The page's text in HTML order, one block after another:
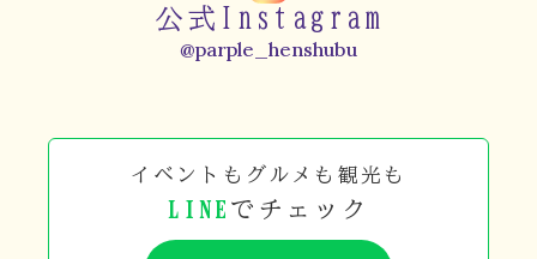
公式Instagram
@parple_henshubu
イベントもグルメも観光も
LINE でチェック